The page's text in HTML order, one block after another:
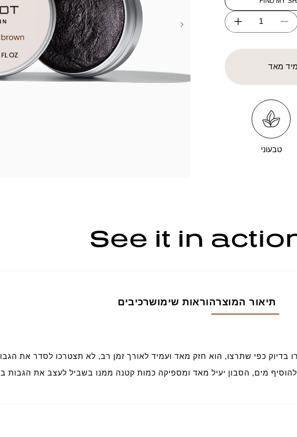
Decrease
for
Brow
Increase
for
Soap
Brow
BROWN
מאד
טבעוני
See it in
תיאור המוצרהוראות שימושרכיבים
בדיוק כפי שתרצו, הוא חזק מאד ועמיד לאורך זמן רב, לא תצטרכו לסדר את
להוסיף מים, הסבון יעיל מאד ומספיקה כמות קטנה ממנו בשביל לעצב את הגבות